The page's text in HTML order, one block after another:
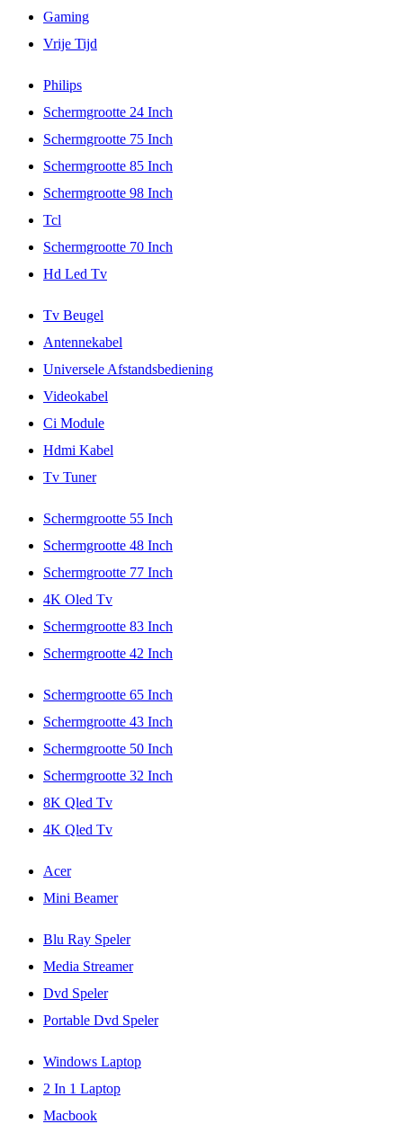
Gaming
Vrije Tijd
Philips
Schermgrootte 24 Inch
Schermgrootte 75 Inch
Schermgrootte 85 Inch
Schermgrootte 98 Inch
Tcl
Schermgrootte 70 Inch
Hd Led Tv
Tv Beugel
Antennekabel
Universele Afstandsbediening
Videokabel
Ci Module
Hdmi Kabel
Tv Tuner
Schermgrootte 55 Inch
Schermgrootte 48 Inch
Schermgrootte 77 Inch
4K Oled Tv
Schermgrootte 83 Inch
Schermgrootte 42 Inch
Schermgrootte 65 Inch
Schermgrootte 43 Inch
Schermgrootte 50 Inch
Schermgrootte 32 Inch
8K Qled Tv
4K Qled Tv
Acer
Mini Beamer
Blu Ray Speler
Media Streamer
Dvd Speler
Portable Dvd Speler
Windows Laptop
2 In 1 Laptop
Macbook